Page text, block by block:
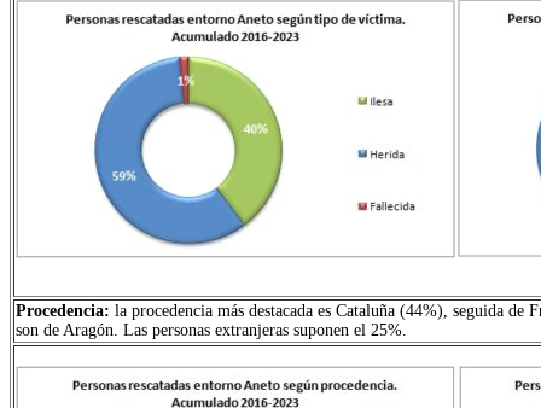
Procedencia: la procedencia más destacada es Cataluña (44%), seguida de
son de Aragón. Las personas extranjeras suponen el 25%.